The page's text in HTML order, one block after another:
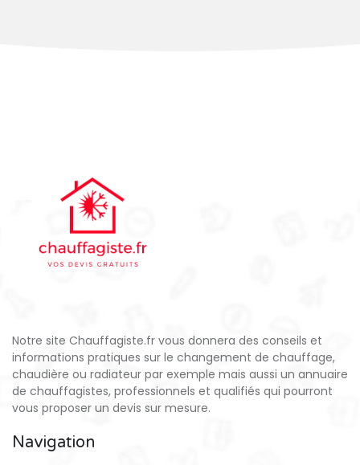
Notre site Chauffagiste.fr vous donnera des conseils et
informations pratiques sur le changement de chauffage,
chaudière ou radiateur par exemple mais aussi un annuaire
de chauffagistes, professionnels et qualifiés qui pourront
vous proposer un devis sur mesure.
Navigation